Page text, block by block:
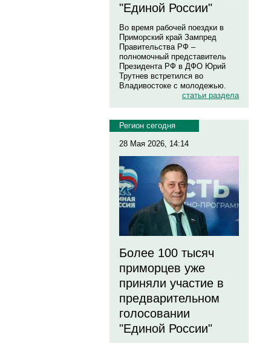
"Единой России"
Во время рабочей поездки в
Приморский край Зампред
Правительства РФ –
полномочный представитель
Президента РФ в ДФО Юрий
Трутнев встретился во
Владивостоке с молодежью.
статьи раздела
Регион сегодня
28 Мая 2026, 14:14
Более 100 тысяч
приморцев уже
приняли участие в
предварительном
голосовании
"Единой России"